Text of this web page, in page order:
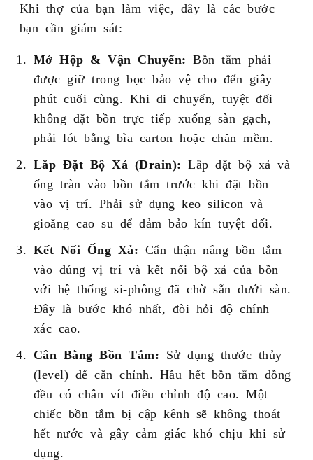
Khi thợ của bạn làm việc, đây là các bước
bạn cần giám sát:
Mở Hộp & Vận Chuyển: Bồn tắm phải
được giữ trong bọc bảo vệ cho đến giây
phút cuối cùng. Khi di chuyển, tuyệt đối
không đặt bồn trực tiếp xuống sàn gạch,
phải lót bằng bìa carton hoặc chăn mềm.
Lắp Đặt Bộ Xả (Drain): Lắp đặt bộ xả và
ống tràn vào bồn tắm trước khi đặt bồn
vào vị trí. Phải sử dụng keo silicon và
gioăng cao su để đảm bảo kín tuyệt đối.
Kết Nối Ống Xả: Cẩn thận nâng bồn tắm
vào đúng vị trí và kết nối bộ xả của bồn
với hệ thống si-phông đã chờ sẵn dưới sàn.
Đây là bước khó nhất, đòi hỏi độ chính
xác cao.
Cân Bằng Bồn Tắm: Sử dụng thước thủy
(level) để căn chỉnh. Hầu hết bồn tắm đồng
đều có chân vít điều chỉnh độ cao. Một
chiếc bồn tắm bị cập kênh sẽ không thoát
hết nước và gây cảm giác khó chịu khi sử
dụng.